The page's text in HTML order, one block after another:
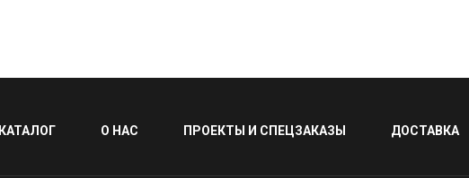
КАТАЛОГ О НАС ПРОЕКТЫ И СПЕЦЗАКАЗЫ ДОСТАВКА